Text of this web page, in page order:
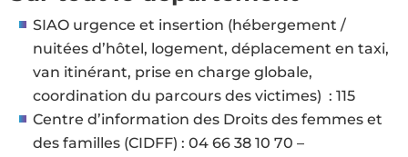
SIAO urgence et insertion (hébergement /
nuitées d’hôtel, logement, déplacement en taxi,
van itinérant, prise en charge globale,
coordination du parcours des victimes) : 115
Centre d’information des Droits des femmes et
des familles (CIDFF) : 04 66 38 10 70 –